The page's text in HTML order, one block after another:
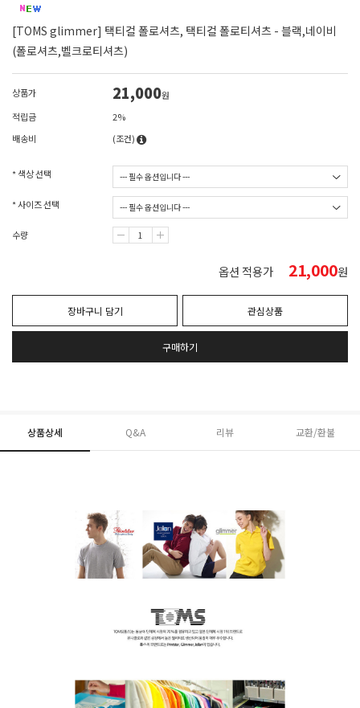
[TOMS glimmer] 택티컬 폴로셔츠, 택티컬 폴로티셔츠 - 블랙,네이비
(폴로셔츠,벨크로티셔츠)
상품가 21,000원
적립금
2%
배송비
(조건)
* 색상 선택
* 사이즈 선택
수량
옵션 적용가 21,000원
장바구니 담기 관심상품
구매하기
상품상세 Q&A 리뷰 교환/환불